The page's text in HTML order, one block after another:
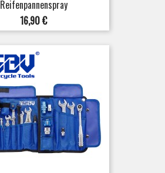
Reifenpannenspray
Preis
16,90 €